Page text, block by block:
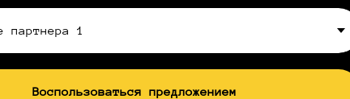
Воспользоваться предложением